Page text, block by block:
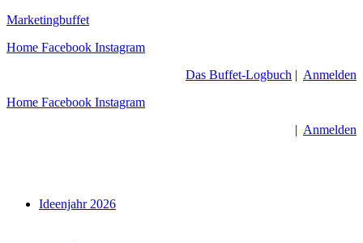
Zum
springen
Marketingbuffet
Home Facebook Instagram
Das Buffet-Logbuch | Anmelden
Home Facebook Instagram
| Anmelden
Menü Ideenjahr 2026